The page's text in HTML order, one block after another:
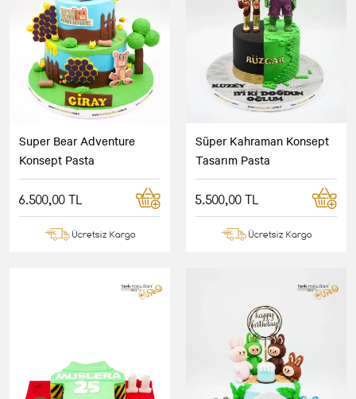
Super Bear Adventure
Konsept Pasta
6.500,00 TL
Ücretsiz Kargo
Süper Kahraman Konsept
Tasarım Pasta
5.500,00 TL
Ücretsiz Kargo